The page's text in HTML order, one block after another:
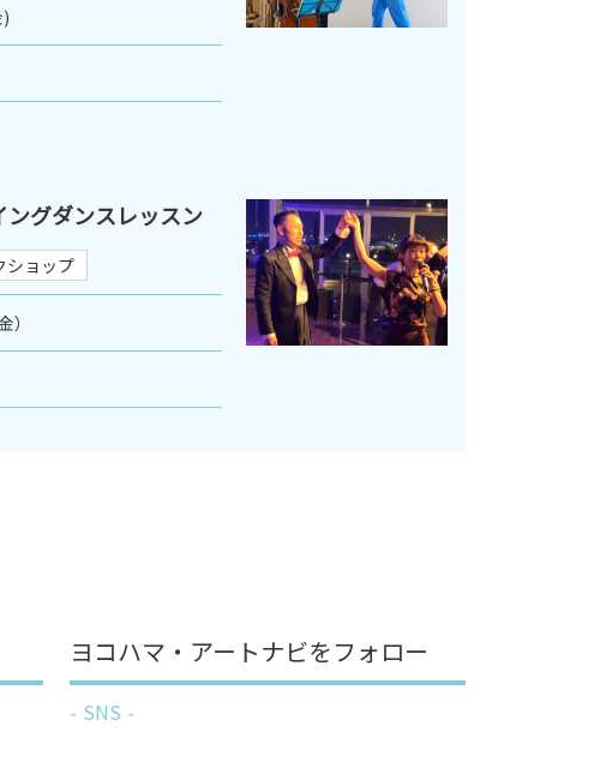
グダンスレッスン
ショップ
ヨコハマ・アートナビをフォロー
SNS